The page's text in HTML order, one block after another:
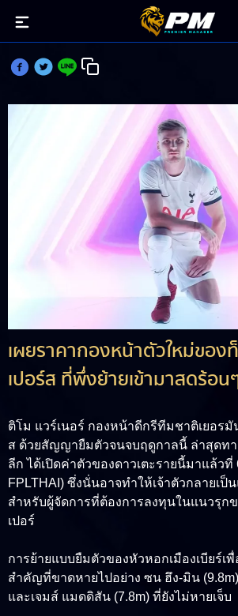
เผยค่าตัว แวร์เนอร์ หอกตัวใหม่ไก่เดื
เผยราคากองหน้าตัวใหม่ขอ
เปอร์ส ที่พึ่งย้ายเข้ามาสดร้อน
ติโม แวร์เนอร์ กองหน้าดีกรีทีมชาติเยอรมั
ส ด้วยสัญญายืมตัวจนจบฤดูกาลนี้ ล่าสุดทา
ลีก ได้เปิดค่าตัวของดาวเตะรายนี้มาแล้วที่
FPLTHAI) ซึ่งนั่นอาจทำให้เจ้าตัวกลายเป็
สำหรับผู้จัดการที่ต้องการลงทุนในแนวรุก
เปอร์
การย้ายแบบยืมตัวของหัวหอกเมืองเบียร์เพื่
สำคัญที่ขาดหายไปอย่าง ซน ฮึง-มิน
และเจมส์ แมดดิสัน (7.8m) ที่ยังไม่หายเจ็บ